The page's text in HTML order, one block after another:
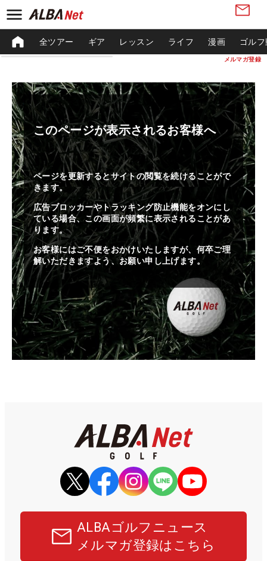
メルマガ登録
全ツアー ギア レッスン ライフ 漫画 ゴル
このページが表示されるお客様へ
ページを更新するとサイトの閲覧を続けることがで
きます。
広告ブロッカーやトラッキング防止機能をオンにし
ている場合、この画面が頻繁に表示されることがあ
ります。
お客様にはご不便をおかけいたしますが、何卒ご理
解いただきますよう、お願い申し上げます。
ALBAゴルフニュース
メルマガ登録はこちら